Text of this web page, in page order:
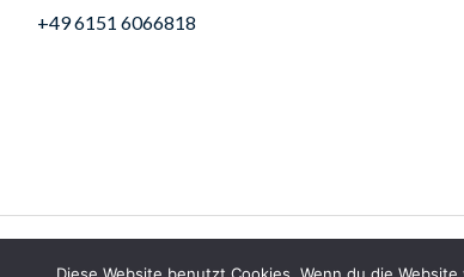
+49 6151 6066818
Copyright © 2026 Shopphone